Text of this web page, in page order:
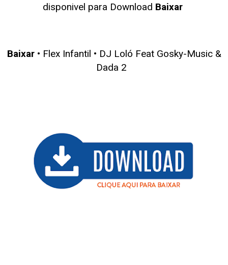
disponivel para Download Baixar
Baixar• Flex Infantil • DJ Loló Feat Gosky-Music &
Dada 2